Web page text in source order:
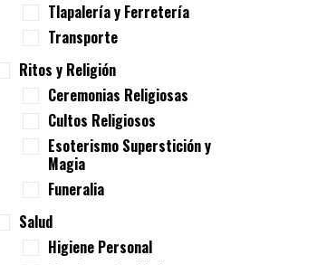
Tlapalería y Ferretería
Transporte
Ritos y Religión
Ceremonias Religiosas
Cultos Religiosos
Esoterismo Superstición y
Magia
Funeralia
Salud
Higiene Personal